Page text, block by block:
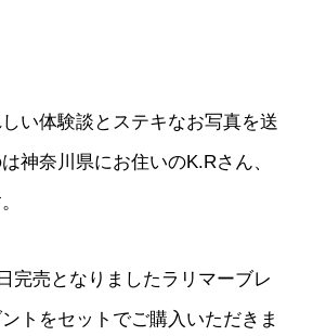
い体験談とステキなお写真を送
神奈川県にお住いのK.Rさん、
完売となりましたラリマーブレ
トをセットでご購入いただきま